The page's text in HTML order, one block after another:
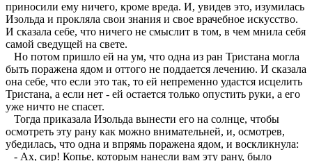
приносили ему ничего, кроме вреда. И, увидев это, изумилась
Изольда и прокляла свои знания и свое врачебное искусство.
И сказала себе, что ничего не смыслит в том, в чем мнила себя
самой сведущей на свете.
Но потом пришло ей на ум, что одна из ран Тристана могла
быть поражена ядом и оттого не поддается лечению. И сказала
она себе, что если это так, то ей непременно удастся исцелить
Тристана, а если нет - ей остается только опустить руки, а его
уже ничто не спасет.
Тогда приказала Изольда вынести его на солнце, чтобы
осмотреть эту рану как можно внимательней, и, осмотрев,
убедилась, что одна и впрямь поражена ядом, и воскликнула:
- Ах, сир! Копье, которым нанесли вам эту рану, было